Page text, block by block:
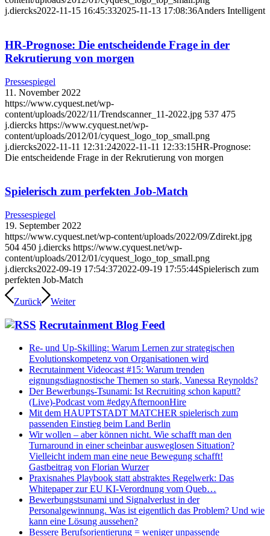
j.diercks2022-11-15 16:45:332025-11-13 17:08:36Anders Intelligent
HR-Prognose: Die entscheidende Frage in der
Rekrutierung von morgen
Pressespiegel
11. November 2022
https://www.cyquest.net/wp-
content/uploads/2022/11/Trendscanner_11-2022.jpg 537 475
j.diercks https://www.cyquest.net/wp-
content/uploads/2012/01/cyquest_logo_top_small.png
j.diercks2022-11-11 12:31:242022-11-11 12:33:15HR-Prognose:
Die entscheidende Frage in der Rekrutierung von morgen
Spielerisch zum perfekten Job-Match
Pressespiegel
19. September 2022
https://www.cyquest.net/wp-content/uploads/2022/09/Zdirekt.jpg
504 450 j.diercks https://www.cyquest.net/wp-
content/uploads/2012/01/cyquest_logo_top_small.png
j.diercks2022-09-19 17:54:372022-09-19 17:55:44Spielerisch zum
perfekten Job-Match
Zurück Weiter
Recrutainment Blog Feed
Re- und Up-Skilling: Warum Lernen zur strategischen
Evolutionskompetenz von Organisationen wird
Recrutainment Videocast #15: Warum trenden
eignungsdiagnostische Themen so stark, Vanessa Reynolds?
Der Bewerbungs-Tsunami: Ist Recruiting schon kaputt?
(Live)-Podcast vom #edgyAfternoonHire
Mit dem HAUPTSTADT MATCHER spielerisch zum
passenden Einstieg beim Land Berlin
Wir wollen – aber können nicht. Wie schafft man den
Turnaround in einer scheinbar ausweglosen Situation?
Vielleicht indem man eine neue Bewegung schafft!
Gastbeitrag von Florian Wurzer
Praxisnahes Playbook statt abstraktes Regelwerk: Das
Whitepaper zur EU KI-Verordnung vom Queb…
Bewerbungstsunami und Signalverlust in der
Personalgewinnung. Was ist eigentlich das Problem? Und wie
kann eine Lösung aussehen?
Bessere Berufsorientierung = weniger unpassende